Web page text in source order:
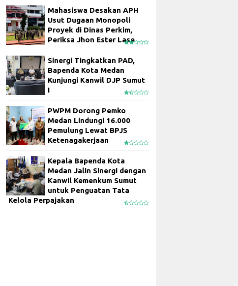
Mahasiswa Desakan APH
Usut Dugaan Monopoli
Proyek di Dinas Perkim,
Periksa Jhon Ester Lase
Sinergi Tingkatkan PAD,
Bapenda Kota Medan
Kunjungi Kanwil DJP Sumut
I
PWPM Dorong Pemko
Medan Lindungi 16.000
Pemulung Lewat BPJS
Ketenagakerjaan
Kepala Bapenda Kota
Medan Jalin Sinergi dengan
Kanwil Kemenkum Sumut
untuk Penguatan Tata
Kelola Perpajakan